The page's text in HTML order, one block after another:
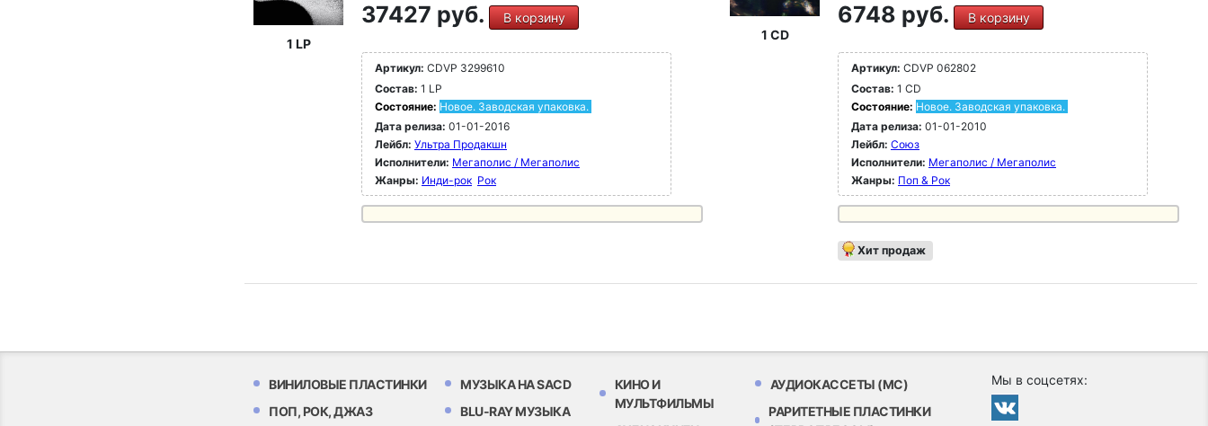
1 LP
37427 руб. В корзину
Артикул: CDVP 3299610
Состав: 1 LP
Состояние: Новое. Заводская упаковка.
Дата релиза: 01-01-2016
Лейбл: Ультра Продакшн
Исполнители: Мегаполис / Мегаполис
Жанры: Инди-рок Рок
1 CD
6748 руб. В корзину
Артикул: CDVP 062802
Состав: 1 CD
Состояние: Новое. Заводская упаковка.
Дата релиза: 01-01-2010
Лейбл: Союз
Исполнители: Мегаполис / Мегаполис
Жанры: Поп & Рок
Хит продаж
ВИНИЛОВЫЕ ПЛАСТИНКИ
ПОП, РОК, ДЖАЗ
МУЗЫКА НА SACD
BLU-RAY МУЗЫКА
КИНО И
МУЛЬТФИЛЬМЫ
АУДИОКАССЕТЫ (MC)
РАРИТЕТНЫЕ ПЛАСТИНКИ
Мы в соцсетях: